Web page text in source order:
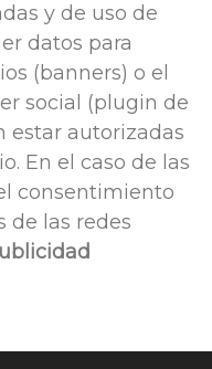
y de uso de
datos para
(banners) o el
social (plugin de
estar autorizadas
En el caso de las
consentimiento
de las redes